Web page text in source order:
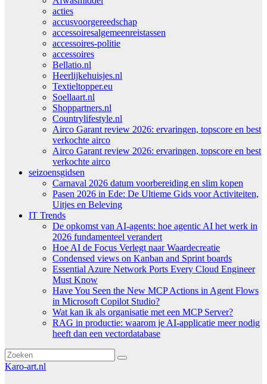
acties
accusvoorgereedschap
accessoiresalgemeenreistassen
accessoires-politie
accessoires
Bellatio.nl
Heerlijkehuisjes.nl
Textieltopper.eu
Soellaart.nl
Shoppartners.nl
Countrylifestyle.nl
Airco Garant review 2026: ervaringen, topscore en best
verkochte airco
Airco Garant review 2026: ervaringen, topscore en best
verkochte airco
seizoensgidsen
Carnaval 2026 datum voorbereiding en slim kopen
Pasen 2026 in Ede: De Ultieme Gids voor Activiteiten,
Uitjes en Beleving
IT Trends
De opkomst van AI-agents: hoe agentic AI het werk in
2026 fundamenteel verandert
Hoe AI de Focus Verlegt naar Waardecreatie
Condensed views on Kanban and Sprint boards
Essential Azure Network Ports Every Cloud Engineer
Must Know
Have You Seen the New MCP Actions in Agent Flows
in Microsoft Copilot Studio?
Wat kan ik als organisatie met een MCP Server?
RAG in productie: waarom je AI-applicatie meer nodig
heeft dan een vectordatabase
Karo-art.nl